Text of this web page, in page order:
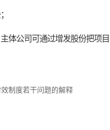
体公司可通过增发股份把项目
制度若干问题的解释